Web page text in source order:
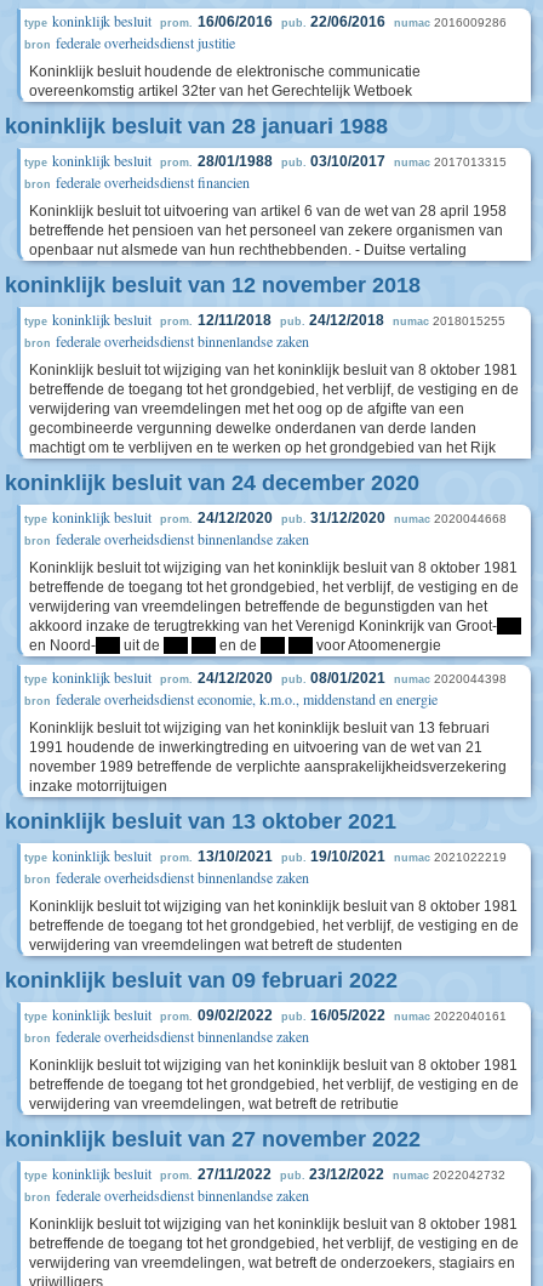
type koninklijk besluit prom. 16/06/2016 pub. 22/06/2016 numac 2016009286
bron federale overheidsdienst justitie
Koninklijk besluit houdende de elektronische communicatie
overeenkomstig artikel 32ter van het Gerechtelijk Wetboek
koninklijk besluit van 28 januari 1988
type koninklijk besluit prom. 28/01/1988 pub. 03/10/2017 numac 2017013315
bron federale overheidsdienst financien
Koninklijk besluit tot uitvoering van artikel 6 van de wet van 28 april 1958
betreffende het pensioen van het personeel van zekere organismen van
openbaar nut alsmede van hun rechthebbenden. - Duitse vertaling
koninklijk besluit van 12 november 2018
type koninklijk besluit prom. 12/11/2018 pub. 24/12/2018 numac 2018015255
bron federale overheidsdienst binnenlandse zaken
Koninklijk besluit tot wijziging van het koninklijk besluit van 8 oktober 1981
betreffende de toegang tot het grondgebied, het verblijf, de vestiging en de
verwijdering van vreemdelingen met het oog op de afgifte van een
gecombineerde vergunning dewelke onderdanen van derde landen
machtigt om te verblijven en te werken op het grondgebied van het Rijk
koninklijk besluit van 24 december 2020
type koninklijk besluit prom. 24/12/2020 pub. 31/12/2020 numac 2020044668
bron federale overheidsdienst binnenlandse zaken
Koninklijk besluit tot wijziging van het koninklijk besluit van 8 oktober 1981
betreffende de toegang tot het grondgebied, het verblijf, de vestiging en de
verwijdering van vreemdelingen betreffende de begunstigden van het
akkoord inzake de terugtrekking van het Verenigd Koninkrijk van Groot-
en Noord-
uit de en de voor Atoomenergie
type koninklijk besluit prom. 24/12/2020 pub. 08/01/2021 numac 2020044398
bron federale overheidsdienst economie, k.m.o., middenstand en energie
Koninklijk besluit tot wijziging van het koninklijk besluit van 13 februari
1991 houdende de inwerkingtreding en uitvoering van de wet van 21
november 1989 betreffende de verplichte aansprakelijkheidsverzekering
inzake motorrijtuigen
koninklijk besluit van 13 oktober 2021
type koninklijk besluit prom. 13/10/2021 pub. 19/10/2021 numac 2021022219
bron federale overheidsdienst binnenlandse zaken
Koninklijk besluit tot wijziging van het koninklijk besluit van 8 oktober 1981
betreffende de toegang tot het grondgebied, het verblijf, de vestiging en de
verwijdering van vreemdelingen wat betreft de studenten
koninklijk besluit van 09 februari 2022
type koninklijk besluit prom. 09/02/2022 pub. 16/05/2022 numac 2022040161
bron federale overheidsdienst binnenlandse zaken
Koninklijk besluit tot wijziging van het koninklijk besluit van 8 oktober 1981
betreffende de toegang tot het grondgebied, het verblijf, de vestiging en de
verwijdering van vreemdelingen, wat betreft de retributie
koninklijk besluit van 27 november 2022
type koninklijk besluit prom. 27/11/2022 pub. 23/12/2022 numac 2022042732
bron federale overheidsdienst binnenlandse zaken
Koninklijk besluit tot wijziging van het koninklijk besluit van 8 oktober 1981
betreffende de toegang tot het grondgebied, het verblijf, de vestiging en de
verwijdering van vreemdelingen, wat betreft de onderzoekers, stagiairs en
vrijwilligers